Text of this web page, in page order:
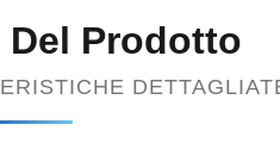
Prodotto